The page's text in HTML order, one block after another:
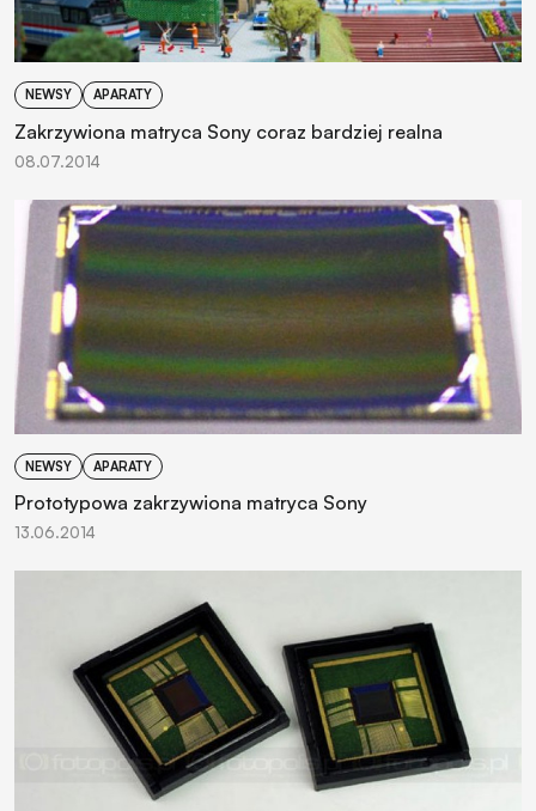
NEWSY APARATY
Zakrzywiona matryca Sony coraz bardziej realna
08.07.2014
NEWSY APARATY
Prototypowa zakrzywiona matryca Sony
13.06.2014